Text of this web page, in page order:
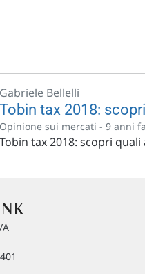
Gabriele Bellelli
Tobin tax 2018:
Opinione sui mercati - 9 anni fa
Tobin tax 2018: scopri
A